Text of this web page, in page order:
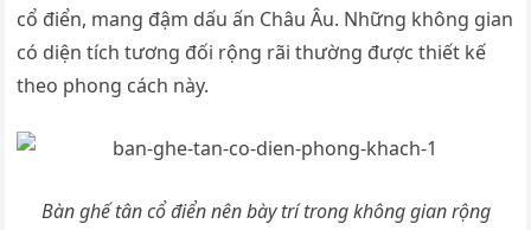
cổ điển, mang đậm dấu ấn Châu Âu. Những không gian
có diện tích tương đối rộng rãi thường được thiết kế
theo phong cách này.
Bàn ghế tân cổ điển nên bày trí trong không gian rộng